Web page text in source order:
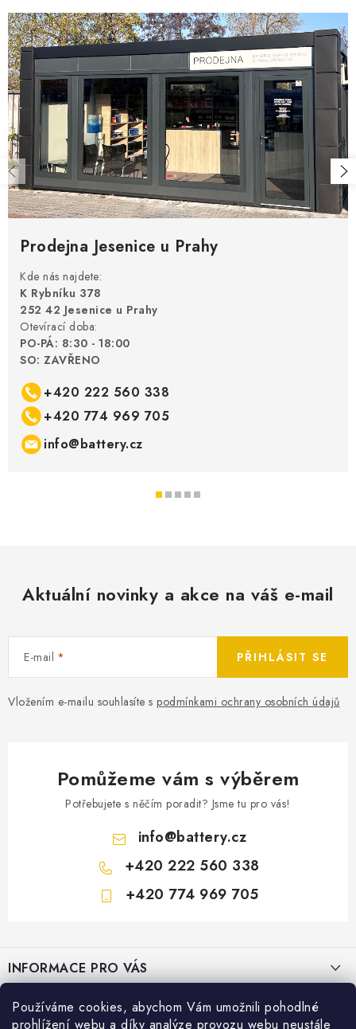
Používáme cookies, abychom Vám umožnili pohodlné
prohlížení webu a díky analýze provozu webu neustále
Prodejna Jesenice u Prahy
Kde nás najdete:
K Rybníku 378
252 42 Jesenice u Prahy
Otevírací doba:
PO-PÁ: 8:30 - 18:00
SO: ZAVŘENO
+420 222 560 338
+420 774 969 705
info@battery.cz
Aktuální novinky a akce na váš e-mail
E-mail
Vložením e-mailu souhlasíte s podmínkami ochrany osobních údajů
PŘIHLÁSIT SE
Pomůžeme vám s výběrem
Potřebujete s něčím poradit? Jsme tu pro vás!
info@battery.cz
+420 222 560 338
+420 774 969 705
pINFORMACE PRO VÁS
KONTAKTY
PRODEJNY BATTERY.CZ